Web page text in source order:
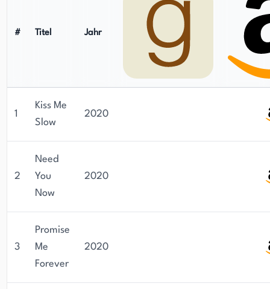
# Titel Jahr
1
Kiss Me
Slow
2020
2
Need
You
Now
2020
3
Promise
Me
Forever
2020